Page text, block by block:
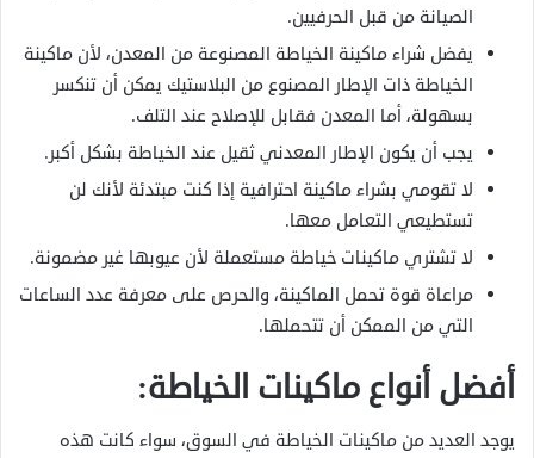
الصيانة من قبل الحرفيين.
يفضل شراء ماكينة الخياطة المصنوعة من المعدن، لأن ماكينة
الخياطة ذات الإطار المصنوع من البلاستيك يمكن أن تنكسر
بسهولة، أما المعدن فقابل للإصلاح عند التلف.
يجب أن يكون الإطار المعدني ثقيل عند الخياطة بشكل أكبر.
لا تقومي بشراء ماكينة احترافية إذا كنت مبتدئة لأنك لن
تستطيعي التعامل معها.
لا تشتري ماكينات خياطة مستعملة لأن عيوبها غير مضمونة.
مراعاة قوة تحمل الماكينة، والحرص على معرفة عدد الساعات
التي من الممكن أن تتحملها.
أفضل أنواع ماكينات الخياطة:
يوجد العديد من ماكينات الخياطة في السوق، سواء كانت هذه